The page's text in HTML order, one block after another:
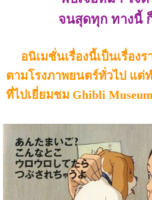
จนสุดทุก ทางนี้
อนิเมชั่นเรื่องนี้เป็นเรื่องร
ตามโรงภาพยนตร์ทั่วไป แต่
ที่ไปเยี่ยมชม Ghibli